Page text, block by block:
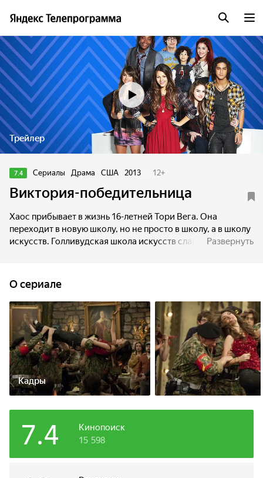
Трейлер
7.4 Сериалы Драма США 2013 12+
Виктория-победительница
Хаос прибывает в жизнь 16-летней Тори Вега. Она
переходит в новую школу, но не просто в школу, а в школу
искусств. Голливудская школа искусств славится своими
популярности. До сих пор Тори считала, что у неё нет
особых талантов и была согласна жить в тени своей
старшей сестры Трины. Но всё изменится, если Тори
сможет совладать со своим талантом, славой и увидеть
себя в новом свете. Но Голливудская средняя школа, это
всё же школа, а Тори Вега новая ученица. Теперь Тори
надо будет сделать домашнюю работу, завести друзей и
привлечь внимание самого красивого мальчика школы.
Развернуть
O сериале
Кадры
Кинопоиск
7.4 15 598